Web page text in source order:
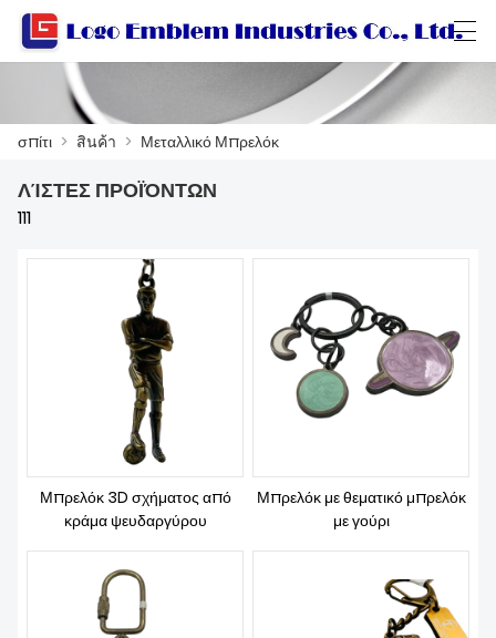
ΣΠΊΤΙ
สินค้า
ΣΧΕΤΙΚΆ ΜΕ ΕΜΆΣ
ΕΠΙΚΟΙΝΩΝΉΣΤΕ ΜΑΖΊ ΜΑΣ
ΚΑΤΆΛΟΓΟΣ ΠΡΟΪΌΝΤΩΝ
ΕΙΔΉΣΕΙΣ
العربية Български Català
σπίτι > สินค้า > Μεταλλικό Μπρελόκ
ΛΊΣΤΕΣ ΠΡΟΪΌΝΤΩΝ
111
Μπρελόκ 3D σχήματος από
κράμα ψευδαργύρου
Μπρελόκ με θεματικό μπρελόκ
με γούρι